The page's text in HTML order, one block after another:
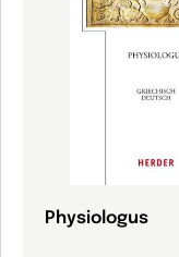
Physiologus